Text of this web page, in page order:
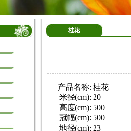
桂花
产品名称:桂花
米径(cm): 20
高度(cm): 500
冠幅(cm): 500
地径(cm): 23